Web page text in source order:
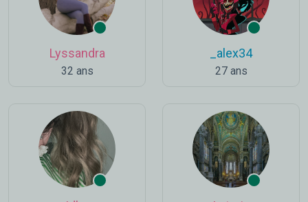
Lyssandra
32 ans
_alex34
27 ans